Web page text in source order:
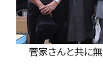
菅家さんと共に